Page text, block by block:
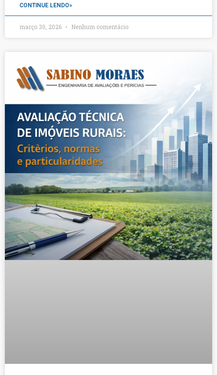
CONTINUE LENDO»
março 30, 2026 Nenhum comentário